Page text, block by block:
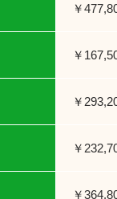
￥
￥
￥
￥
￥